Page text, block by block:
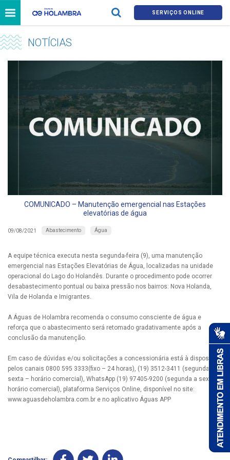
SERVIÇOS ONLINE
NOTÍCIAS
COMUNICADO – Manutenção emergencial nas Estações
elevatórias de água
09/08/2021 Abastecimento Água
A equipe técnica executa nesta segunda-feira (9), uma manutenção
emergencial nas Estações Elevatórias de Água, localizadas na unidade
operacional do Lago do Holandês. Durante o procedimento pode ocorrer
desabastecimento pontual ou baixa pressão nos bairros: Nova Holanda,
Vila de Holanda e Imigrantes.
A Águas de Holambra recomenda o consumo consciente de água e
reforça que o abastecimento será retomado gradativamente após a
conclusão da manutenção.
Em caso de dúvidas e/ou solicitações a concessionária está à disposição
pelos canais 0800 595 3333(fixo – 24 horas), (19) 3512-3411 (segunda a
sexta – horário comercial), WhatsApp (19) 97405-9200 (segunda a sexta –
horário comercial), plataforma Serviços Online, disponível no site:
www.aguasdeholambra.com.br e no aplicativo Águas APP